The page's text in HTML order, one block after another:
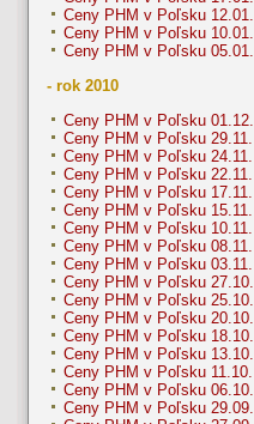
Ceny PHM v Poľsku 12.01.
Ceny PHM v Poľsku 10.01.
Ceny PHM v Poľsku 05.01.
- rok 2010
Ceny PHM v Poľsku 01.12.
Ceny PHM v Poľsku 29.11.
Ceny PHM v Poľsku 24.11.
Ceny PHM v Poľsku 22.11.
Ceny PHM v Poľsku 17.11.
Ceny PHM v Poľsku 15.11.
Ceny PHM v Poľsku 10.11.
Ceny PHM v Poľsku 08.11.
Ceny PHM v Poľsku 03.11.
Ceny PHM v Poľsku 27.10.
Ceny PHM v Poľsku 25.10.
Ceny PHM v Poľsku 20.10.
Ceny PHM v Poľsku 18.10.
Ceny PHM v Poľsku 13.10.
Ceny PHM v Poľsku 11.10.
Ceny PHM v Poľsku 06.10.
Ceny PHM v Poľsku 29.09.